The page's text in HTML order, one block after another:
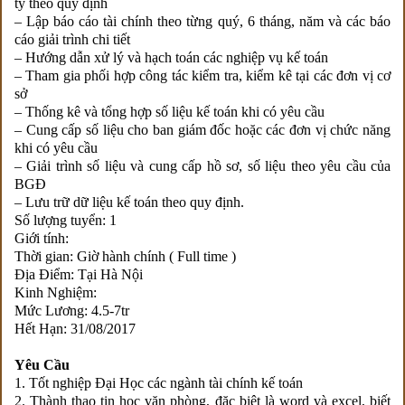
– Lập báo cáo tài chính theo từng quý, 6 tháng, năm và các báo
cáo giải trình chi tiết
– Hướng dẫn xử lý và hạch toán các nghiệp vụ kế toán
– Tham gia phối hợp công tác kiểm tra, kiểm kê tại các đơn vị cơ
sở
– Thống kê và tổng hợp số liệu kế toán khi có yêu cầu
– Cung cấp số liệu cho ban giám đốc hoặc các đơn vị chức năng
khi có yêu cầu
– Giải trình số liệu và cung cấp hồ sơ, số liệu theo yêu cầu của
BGĐ
– Lưu trữ dữ liệu kế toán theo quy định.
Số lượng tuyển: 1
Giới tính:
Thời gian: Giờ hành chính ( Full time )
Địa Điểm: Tại Hà Nội
Kinh Nghiệm:
Mức Lương: 4.5-7tr
Hết Hạn: 31/08/2017
Yêu Cầu
1. Tốt nghiệp Đại Học các ngành tài chính kế toán
2. Thành thạo tin học văn phòng, đặc biệt là word và excel, biết